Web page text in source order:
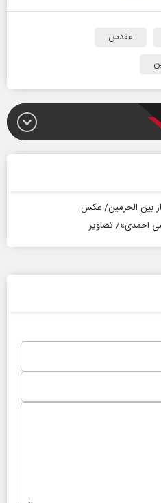
مقدس
بین الحرمین/ عکس
احمدی»/ تصاویر